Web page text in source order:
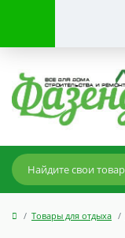
Товары для отдыха